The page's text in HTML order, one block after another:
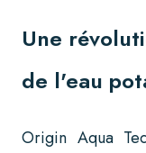
Une
de l'eau
Origin Aqua